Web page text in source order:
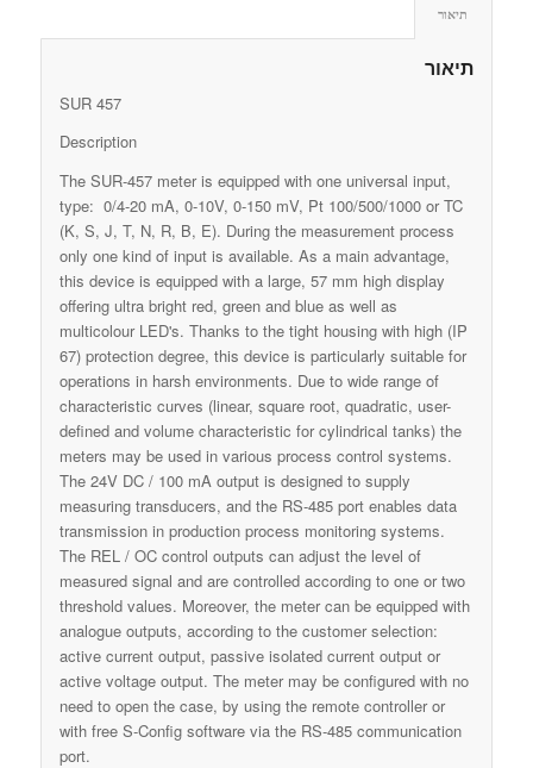
תיאור
תיאור
SUR 457
Description
The SUR-457 meter is equipped with one universal input,
type: 0/4-20 mA, 0-10V, 0-150 mV, Pt 100/500/1000 or TC
(K, S, J, T, N, R, B, E). During the measurement process
only one kind of input is available. As a main advantage,
this device is equipped with a large, 57 mm high display
offering ultra bright red, green and blue as well as
multicolour LED's. Thanks to the tight housing with high (IP
67) protection degree, this device is particularly suitable for
operations in harsh environments. Due to wide range of
characteristic curves (linear, square root, quadratic, user-
defined and volume characteristic for cylindrical tanks) the
meters may be used in various process control systems.
The 24V DC / 100 mA output is designed to supply
measuring transducers, and the RS-485 port enables data
transmission in production process monitoring systems.
The REL / OC control outputs can adjust the level of
measured signal and are controlled according to one or two
threshold values. Moreover, the meter can be equipped with
analogue outputs, according to the customer selection:
active current output, passive isolated current output or
active voltage output. The meter may be configured with no
need to open the case, by using the remote controller or
with free S-Config software via the RS-485 communication
port.